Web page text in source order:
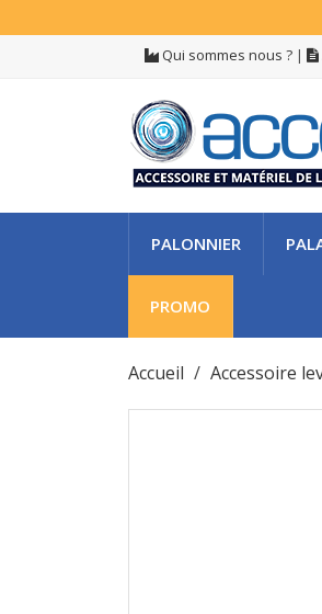
Qui sommes nous ? |
PALONNIER
PROMO
Accueil Accessoire